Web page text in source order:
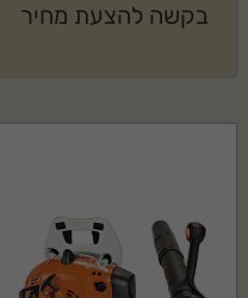
בקשה להצעת מחיר